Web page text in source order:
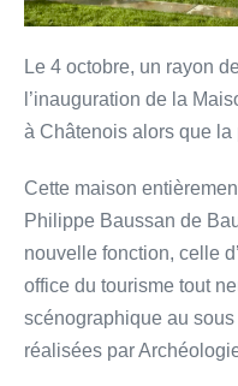
Le 4 octobre, un rayon
l’inauguration de la
à Châtenois alors que
Cette maison
Philippe Baussan de
nouvelle fonction, celle
office du tourisme tout
scénographique au
réalisées par